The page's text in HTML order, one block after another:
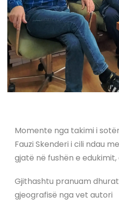
Momente nga takimi i
Fauzi Skenderi i cili ndau
gjatë në fushën e
Gjithashtu pranuam
gjeografisë nga vet autori